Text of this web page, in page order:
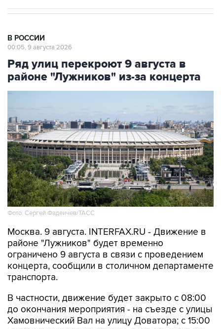
В РОССИИ
00:05, 9 августа 2026
Ряд улиц перекроют 9 августа в
районе "Лужников" из-за концерта
Фото: Сергей Фадеичев/ТАСС
Москва. 9 августа. INTERFAX.RU - Движение в
районе "Лужников" будет временно
ограничено 9 августа в связи с проведением
концерта, сообщили в столичном департаменте
транспорта.
В частности, движение будет закрыто с 08:00
до окончания мероприятия - на съезде с улицы
Хамовнический Вал на улицу Доватора; с 15:00